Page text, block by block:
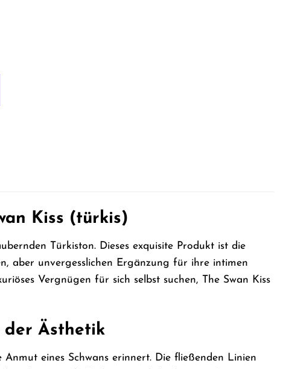
Kiss (türkis)
Türkiston. Dieses exquisite Produkt ist die
aber unvergesslichen Ergänzung für ihre intimen
Vergnügen für sich selbst suchen, The Swan Kiss
der Ästhetik
Anmut eines Schwans erinnert. Die fließenden Linien